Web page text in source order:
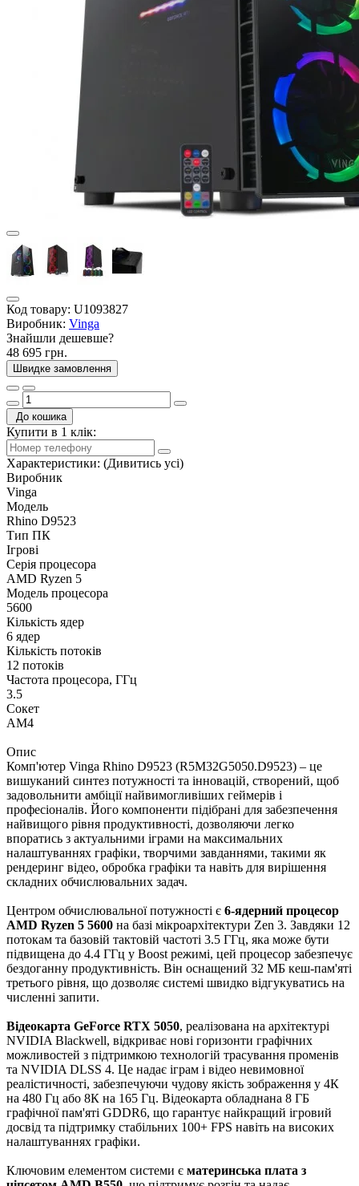
Код товару: U1093827
Виробник: Vinga
Знайшли дешевше?
48 695 грн.
Швидке замовлення
До кошика
Купити в 1 клік:
Характеристики: (Дивитись усі)
Виробник
Vinga
Модель
Rhino D9523
Тип ПК
Ігрові
Серія процесора
AMD Ryzen 5
Модель процесора
5600
Кількість ядер
6 ядер
Кількість потоків
12 потоків
Частота процесора, ГГц
3.5
Сокет
AM4
Опис
Комп'ютер Vinga Rhino D9523 (R5M32G5050.D9523) – це
вишуканий синтез потужності та інновацій, створений, щоб
задовольнити амбіції найвимогливіших геймерів і
професіоналів. Його компоненти підібрані для забезпечення
найвищого рівня продуктивності, дозволяючи легко
впоратись з актуальними іграми на максимальних
налаштуваннях графіки, творчими завданнями, такими як
рендеринг відео, обробка графіки та навіть для вирішення
складних обчислювальних задач.
Центром обчислювальної потужності є 6-ядерний процесор
AMD Ryzen 5 5600 на базі мікроархітектури Zen 3. Завдяки 12
потокам та базовій тактовій частоті 3.5 ГГц, яка може бути
підвищена до 4.4 ГГц у Boost режимі, цей процесор забезпечує
бездоганну продуктивність. Він оснащений 32 МБ кеш-пам'яті
третього рівня, що дозволяє системі швидко відгукуватись на
численні запити.
Відеокарта GeForce RTX 5050, реалізована на архітектурі
NVIDIA Blackwell, відкриває нові горизонти графічних
можливостей з підтримкою технологій трасування променів
та NVIDIA DLSS 4. Це надає іграм і відео невимовної
реалістичності, забезпечуючи чудову якість зображення у 4К
на 480 Гц або 8К на 165 Гц. Відеокарта обладнана 8 ГБ
графічної пам'яті GDDR6, що гарантує найкращий ігровий
досвід та підтримку стабільних 100+ FPS навіть на високих
налаштуваннях графіки.
Ключовим елементом системи є материнська плата з